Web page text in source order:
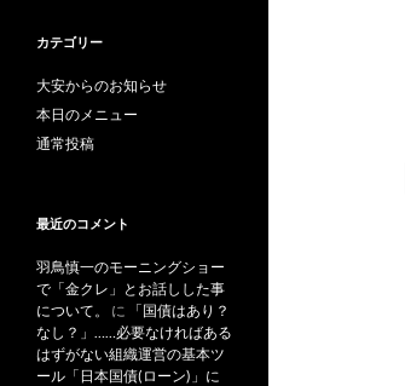
カテゴリー
大安からのお知らせ
本日のメニュー
通常投稿
最近のコメント
羽鳥慎一のモーニングショー
で「金クレ」とお話しした事
について。
に
「国債はあり？
なし？」……必要なければある
はずがない組織運営の基本ツ
ール「日本国債(ローン)」に